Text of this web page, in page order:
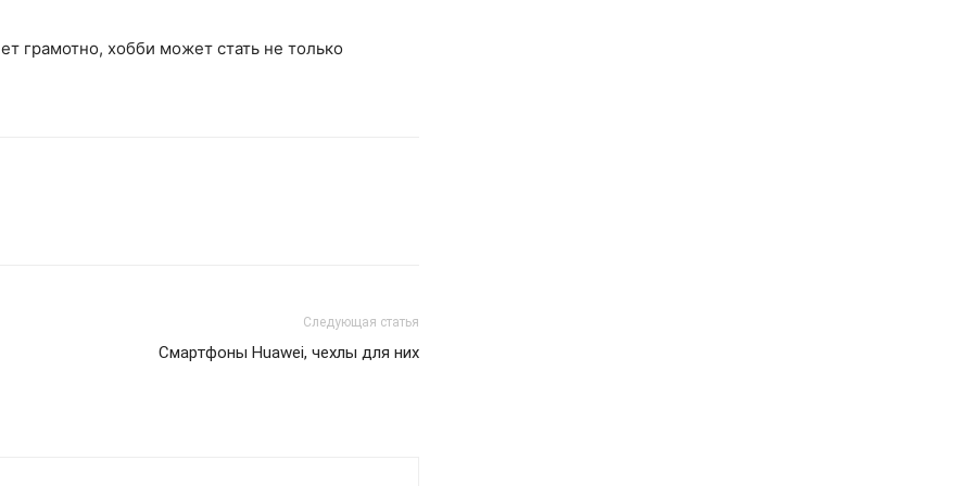
грамотно, хобби может стать не только
Следующая статья
Смартфоны Huawei, чехлы для них